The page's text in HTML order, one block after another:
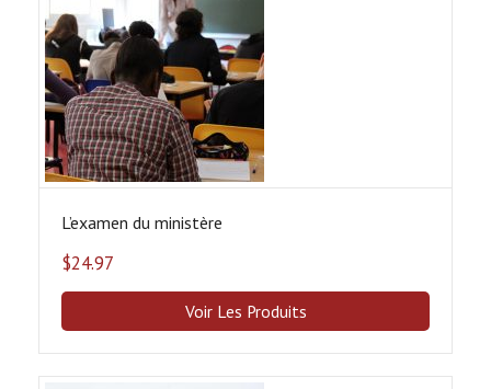
L’examen du ministère
$24.97
Voir Les Produits